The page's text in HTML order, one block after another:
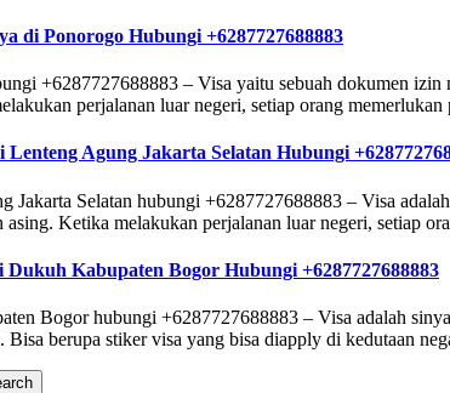
di Ponorogo Hubungi +6287727688883
+6287727688883 – Visa yaitu sebuah dokumen
perjalanan luar negeri, setiap orang
Lenteng Agung Jakarta Selatan Hubungi
Jakarta Selatan hubungi +6287727688883 – Visa
asing. Ketika melakukan perjalanan luar negeri, setiap
Kabupaten Bogor Hubungi +6287727688883
Bogor hubungi +6287727688883 – Visa adalah
Bisa berupa stiker visa yang bisa diapply di kedutaan